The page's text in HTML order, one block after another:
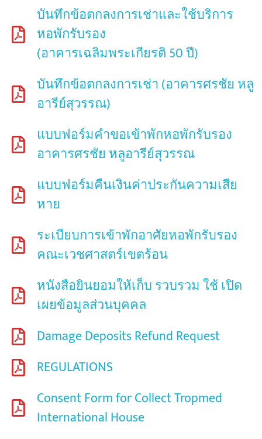
บันทึกข้อตกลงการเช่าและใช้บริการ
หอพักรับรอง
(อาคารเฉลิมพระเกียรติ 50 ปี)
บันทึกข้อตกลงการเช่า (อาคารศรชัย หลู
อารีย์สุวรรณ)
แบบฟอร์มคำขอเข้าพักหอพักรับรอง
อาคารศรชัย หลูอารีย์สุวรรณ
แบบฟอร์มคืนเงินค่าประกันความเสีย
หาย
ระเบียบการเข้าพักอาศัยหอพักรับรอง
คณะเวชศาสตร์เขตร้อน
หนังสือยินยอมให้เก็บ รวบรวม ใช้ เปิด
เผยข้อมูลส่วนบุคคล
Damage Deposits Refund Request
REGULATIONS
Consent Form for Collect Tropmed
International House